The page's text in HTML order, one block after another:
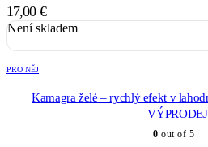
17,00 €
Není skladem
PRO NĚJ
Kamagra želé – rychlý efekt v
0 out of 5